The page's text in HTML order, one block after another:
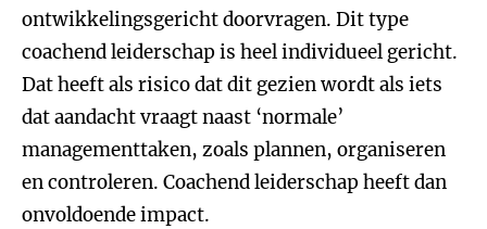
ontwikkelingsgericht doorvragen. Dit type
coachend leiderschap is heel individueel gericht.
Dat heeft als risico dat dit gezien wordt als iets
dat aandacht vraagt naast ‘normale’
managementtaken, zoals plannen, organiseren
en controleren. Coachend leiderschap heeft dan
onvoldoende impact.